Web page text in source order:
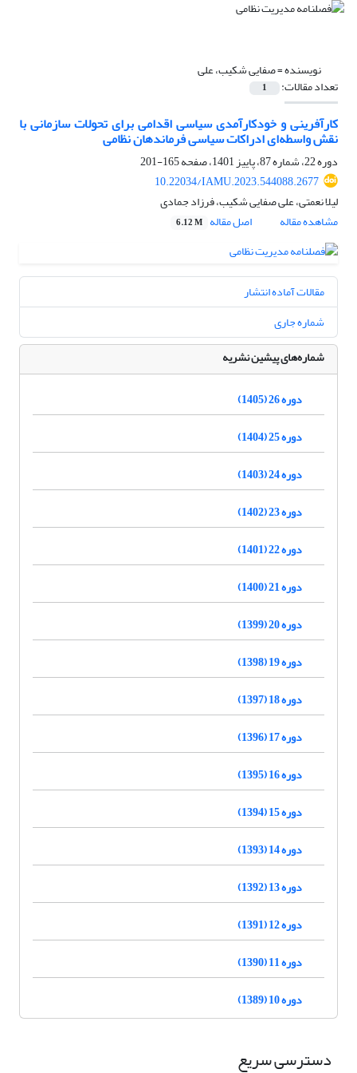
نویسنده =صفایی شکیب، علی
تعداد مقالات: 1
کارآفرینی و خودکارآمدی سیاسی اقدامی برای تحولات سازمانی با
نقش واسطه‌ای ادراکات سیاسی فرماندهان نظامی
دوره 22، شماره 87، پاییز 1401، صفحه
165-201
10.22034/IAMU.2023.544088.2677
لیلا نعمتی، علی صفایی شکیب، فرزاد جمادی
مشاهده مقاله
اصل مقاله 6.12 M
مقالات آماده انتشار
شماره جاری
شماره‌های پیشین نشریه
دوره 26 (1405)
دوره 25 (1404)
دوره 24 (1403)
دوره 23 (1402)
دوره 22 (1401)
دوره 21 (1400)
دوره 20 (1399)
دوره 19 (1398)
دوره 18 (1397)
دوره 17 (1396)
دوره 16 (1395)
دوره 15 (1394)
دوره 14 (1393)
دوره 13 (1392)
دوره 12 (1391)
دوره 11 (1390)
دوره 10 (1389)
دسترسی سریع